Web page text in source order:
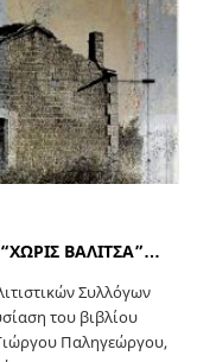
ΒΑΛΙΤΣΑ”…
Συλλόγων
του βιβλίου
Παληγεώργου,